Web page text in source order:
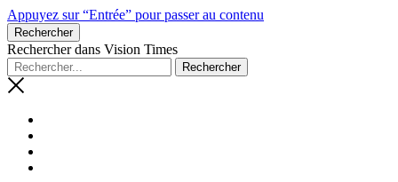
Appuyez sur “Entrée” pour passer au contenu
Rechercher
Rechercher dans Vision Times